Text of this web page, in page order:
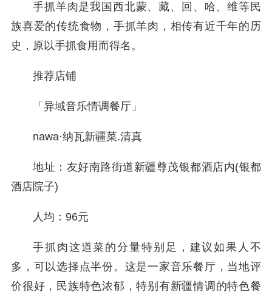
手抓羊肉是我国西北蒙、藏、回、哈、维等民
族喜爱的传统食物，手抓羊肉，相传有近千年的历
史，原以手抓食用而得名。
推荐店铺
「异域音乐情调餐厅」
nawa·纳瓦新疆菜.清真
地址：友好南路街道新疆尊茂银都酒店内(银都
酒店院子)
人均：96元
手抓肉这道菜的分量特别足，建议如果人不
多，可以选择点半份。这是一家音乐餐厅，当地评
价很好，民族特色浓郁，特别有新疆情调的特色餐